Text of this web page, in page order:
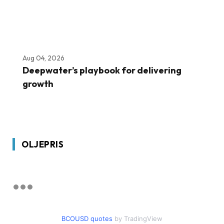
Aug 04, 2026
Deepwater’s playbook for delivering
growth
OLJEPRIS
BCOUSD quotes by TradingView